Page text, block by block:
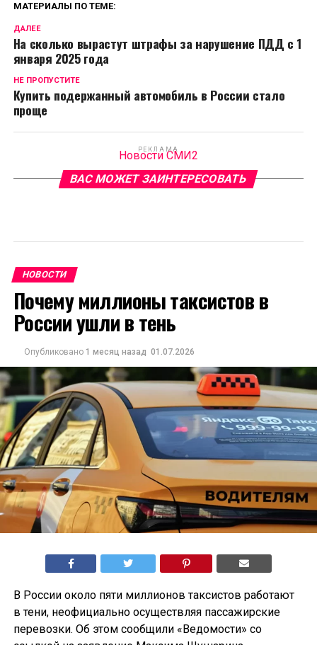
МАТЕРИАЛЫ ПО ТЕМЕ:
ДАЛЕЕ
На сколько вырастут штрафы за нарушение ПДД с 1
января 2025 года
НЕ ПРОПУСТИТЕ
Купить подержанный автомобиль в России стало
проще
РЕКЛАМА
Новости СМИ2
ВАС МОЖЕТ ЗАИНТЕРЕСОВАТЬ
НОВОСТИ
Почему миллионы таксистов в
России ушли в тень
Опубликовано 1 месяц назад 01.07.2026
В России около пяти миллионов таксистов работают
в тени, неофициально осуществляя пассажирские
перевозки. Об этом сообщили «Ведомости» со